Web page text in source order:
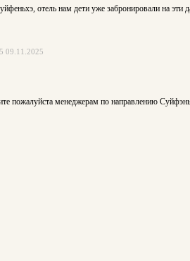
отель нам дети уже забронировали на
09.11.2025
пожалуйста менеджерам по направлению